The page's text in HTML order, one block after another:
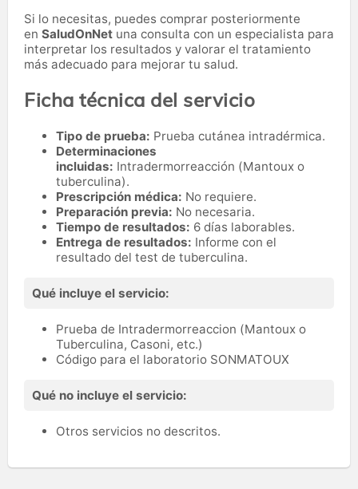
Si lo necesitas, puedes comprar posteriormente
en SaludOnNet una consulta con un especialista para
interpretar los resultados y valorar el tratamiento
más adecuado para mejorar tu salud.
Ficha técnica del servicio
Tipo de prueba: Prueba cutánea intradérmica.
Determinaciones
incluidas: Intradermorreacción (Mantoux o
tuberculina).
Prescripción médica: No requiere.
Preparación previa: No necesaria.
Tiempo de resultados: 6 días laborables.
Entrega de resultados: Informe con el
resultado del test de tuberculina.
Qué incluye el servicio:
Prueba de Intradermorreaccion (Mantoux o
Tuberculina, Casoni, etc.)
Código para el laboratorio SONMATOUX
Qué no incluye el servicio:
Otros servicios no descritos.